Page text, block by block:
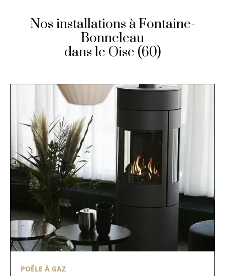
Nos installations à Fontaine-
Bonneleau
dans le Oise (60)
POÊLE À GAZ